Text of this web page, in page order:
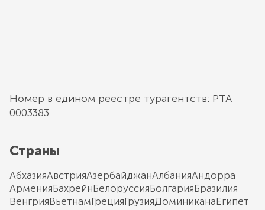
Номер в едином реестре турагентств: РТА
0003383
Страны
АбхазияАвстрияАзербайджанАлбанияАндорра
АрменияБахрейнБелоруссияБолгарияБразилия
ВенгрияВьетнамГрецияГрузияДоминиканаЕгипет